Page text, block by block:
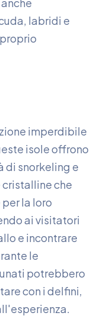
labridi e
imperdibile
isole offrono
di snorkeling e
cristalline che
la loro
ai visitatori
e incontrare
le
potrebbero
con i delfini,